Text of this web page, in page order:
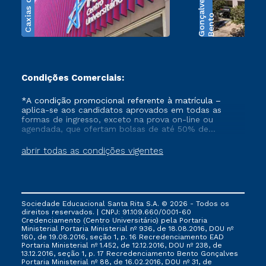
B
e
n
t
o
G
o
n
ç
a
l
v
e
s
Condições Comerciais:
abrir todas as condições vigentes
*A condição promocional referente à matrícula –
aplica-se aos candidatos aprovados em todas as
formas de ingresso, exceto na prova on-line ou
agendada, que ofertam bolsas de até 50% de
que ainda não tenham efetivado e/ou não tenham
cancelado ou trancado sua matrícula em uma das
FIES, Prouni e outros programas governamentais, e
não se acumula com nenhuma outra campanha
ofertada pela Instituição.
Sociedade Educacional Santa Rita S.A. © 2026 - Todos os
direitos reservados. | CNPJ: 91.109.660/0001-60
Credenciamento (Centro Universitário) pela Portaria
Ministerial Portaria Ministerial nº 936, de 18.08.2016, DOU nº
160, de 19.08.2016, seção 1, p. 16 Recredenciamento EAD
Portaria Ministerial nº 1.452, de 12.12.2016, DOU nº 238, de
13.12.2016, seção 1, p. 17 Recredenciamento Bento Gonçalves
Portaria Ministerial nº 88, de 16.02.2016, DOU nº 31, de